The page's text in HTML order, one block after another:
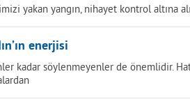
yakan yangın, nihayet kontrol altına
enerjisi
kadar söylenmeyenler de önemlidir.